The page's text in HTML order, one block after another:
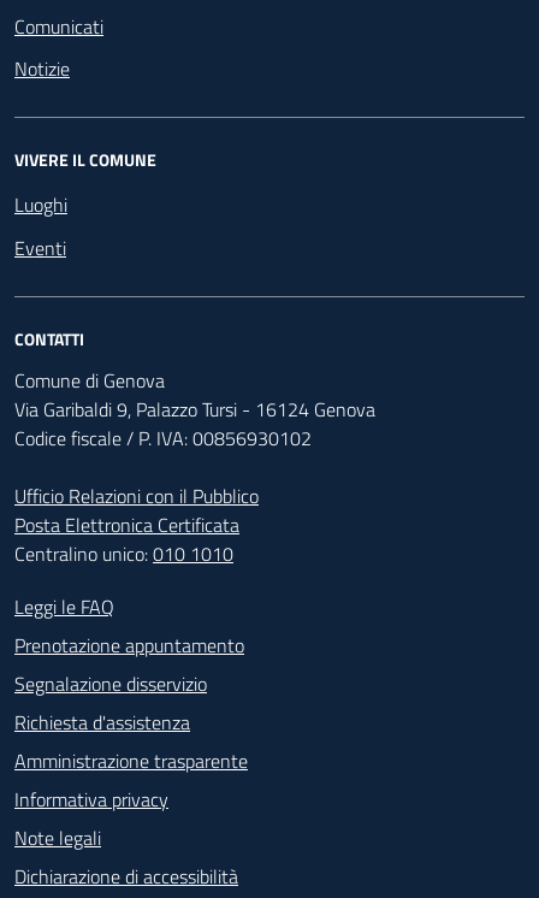
Comunicati
Notizie
VIVERE IL COMUNE
Luoghi
Eventi
CONTATTI
Comune di Genova
Via Garibaldi 9, Palazzo Tursi - 16124 Genova
Codice fiscale / P. IVA: 00856930102
Ufficio Relazioni con il Pubblico
Posta Elettronica Certificata
Centralino unico:010 1010
Footer - Contatti
Leggi le FAQ
Prenotazione appuntamento
Segnalazione disservizio
Richiesta d'assistenza
Amministrazione trasparente
Informativa privacy
Note legali
Dichiarazione di accessibilità